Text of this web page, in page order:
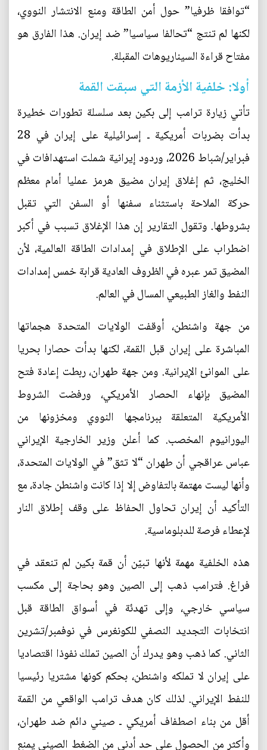
“توافقا ظرفيا” حول أمن الطاقة ومنع الانتشار النووي،
لكنها لم تنتج “تحالفا سياسيا” ضد إيران. هذا الفارق هو
مفتاح قراءة السيناريوهات المقبلة.
أولا: خلفية الأزمة التي سبقت القمة
تأتي زيارة ترامب إلى بكين بعد سلسلة تطورات خطيرة
بدأت بضربات أمريكية ـ إسرائيلية على إيران في 28
فبراير/شباط 2026، وردود إيرانية شملت استهدافات في
الخليج، ثم إغلاق إيران مضيق هرمز عمليا أمام معظم
حركة الملاحة باستثناء سفنها أو السفن التي تقبل
بشروطها. وتقول التقارير إن هذا الإغلاق تسبب في أكبر
اضطراب على الإطلاق في إمدادات الطاقة العالمية، لأن
المضيق تمر عبره في الظروف العادية قرابة خمس إمدادات
النفط والغاز الطبيعي المسال في العالم.
من جهة واشنطن، أوقفت الولايات المتحدة هجماتها
المباشرة على إيران قبل القمة، لكنها بدأت حصارا بحريا
على الموانئ الإيرانية. ومن جهة طهران، ربطت إعادة فتح
المضيق بإنهاء الحصار الأمريكي، ورفضت الشروط
الأمريكية المتعلقة ببرنامجها النووي ومخزونها من
اليورانيوم المخصب. كما أعلن وزير الخارجية الإيراني
عباس عراقجي أن طهران “لا تثق” في الولايات المتحدة،
وأنها ليست مهتمة بالتفاوض إلا إذا كانت واشنطن جادة، مع
التأكيد أن إيران تحاول الحفاظ على وقف إطلاق النار
لإعطاء فرصة للدبلوماسية.
هذه الخلفية مهمة لأنها تبيّن أن قمة بكين لم تنعقد في
فراغ. فترامب ذهب إلى الصين وهو بحاجة إلى مكسب
سياسي خارجي، وإلى تهدئة في أسواق الطاقة قبل
انتخابات التجديد النصفي للكونغرس في نوفمبر/تشرين
الثاني. كما ذهب وهو يدرك أن الصين تملك نفوذا اقتصاديا
على إيران لا تملكه واشنطن، بحكم كونها مشتريا رئيسيا
للنفط الإيراني. لذلك كان هدف ترامب الواقعي من القمة
أقل من بناء اصطفاف أمريكي ـ صيني دائم ضد طهران،
وأكثر من الحصول على حد أدنى من الضغط الصيني يمنع